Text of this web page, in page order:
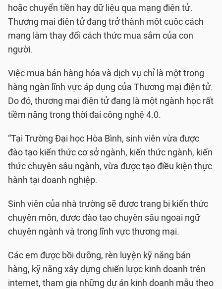
hoặc chuyển tiền hay dữ liệu qua mạng điện tử.
Thương mại điện tử đang trở thành một cuộc cách
mạng làm thay đổi cách thức mua sắm của con
người.
Việc mua bán hàng hóa và dịch vụ chỉ là một trong
hàng ngàn lĩnh vực áp dụng của Thương mại điện tử.
Do đó, thương mại điện tử đang là một ngành học rất
tiềm năng trong thời đại công nghệ 4.0.
“Tại Trường Đại học Hòa Bình, sinh viên vừa được
đào tạo kiến thức cơ sở ngành, kiến thức ngành, kiến
thức chuyên sâu ngành, vừa được tạo điều kiện thực
hành tại doanh nghiệp.
Sinh viên của nhà trường sẽ được trang bị kiến thức
chuyên môn, được đào tạo chuyên sâu ngoại ngữ
chuyên ngành và trong lĩnh vực thương mại.
Các em được bồi dưỡng, rèn luyện kỹ năng bán
hàng, kỹ năng xây dựng chiến lược kinh doanh trên
internet, tham gia những dự án kinh doanh mẫu theo